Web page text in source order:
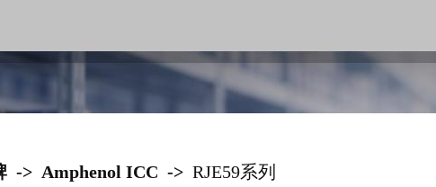
-> Amphenol ICC -> RJE59系列